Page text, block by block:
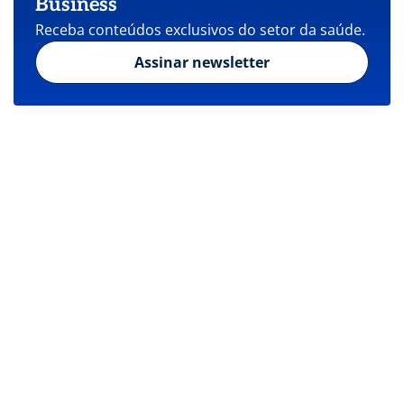
Receba conteúdos exclusivos do setor da saúde.
Assinar newsletter